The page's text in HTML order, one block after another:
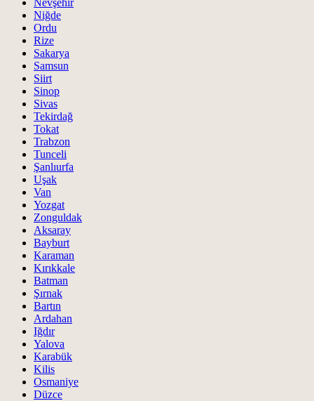
Niğde
Ordu
Rize
Sakarya
Samsun
Siirt
Sinop
Sivas
Tekirdağ
Tokat
Trabzon
Tunceli
Şanlıurfa
Uşak
Van
Yozgat
Zonguldak
Aksaray
Bayburt
Karaman
Kırıkkale
Batman
Şırnak
Bartın
Ardahan
Iğdır
Yalova
Karabük
Kilis
Osmaniye
Düzce